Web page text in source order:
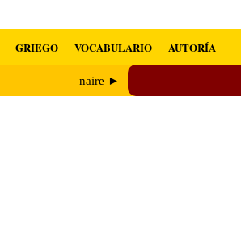
GRIEGO VOCABULARIO AUTORÍA
naire ►